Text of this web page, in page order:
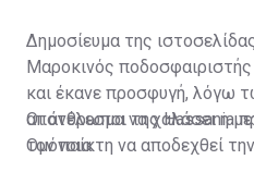
Δημοσίευμα της
Μαροκινός
και έκανε προσφυγή, λόγω
αποτέλεσμα να χαλάσει η
Ομόνοια.
Οι άνθρωποι της Hassania
τον παίκτη να αποδεχθεί